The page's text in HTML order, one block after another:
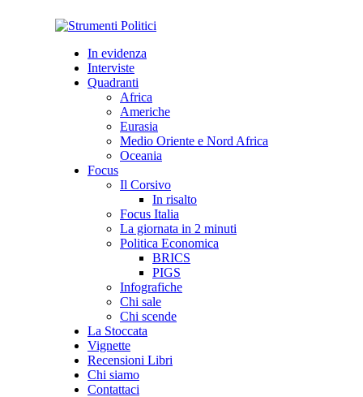
In evidenza
Interviste
Quadranti
Africa
Americhe
Eurasia
Medio Oriente e Nord Africa
Oceania
Focus
Il Corsivo
In risalto
Focus Italia
La giornata in 2 minuti
Politica Economica
BRICS
PIGS
Infografiche
Chi sale
Chi scende
La Stoccata
Vignette
Recensioni Libri
Chi siamo
Contattaci